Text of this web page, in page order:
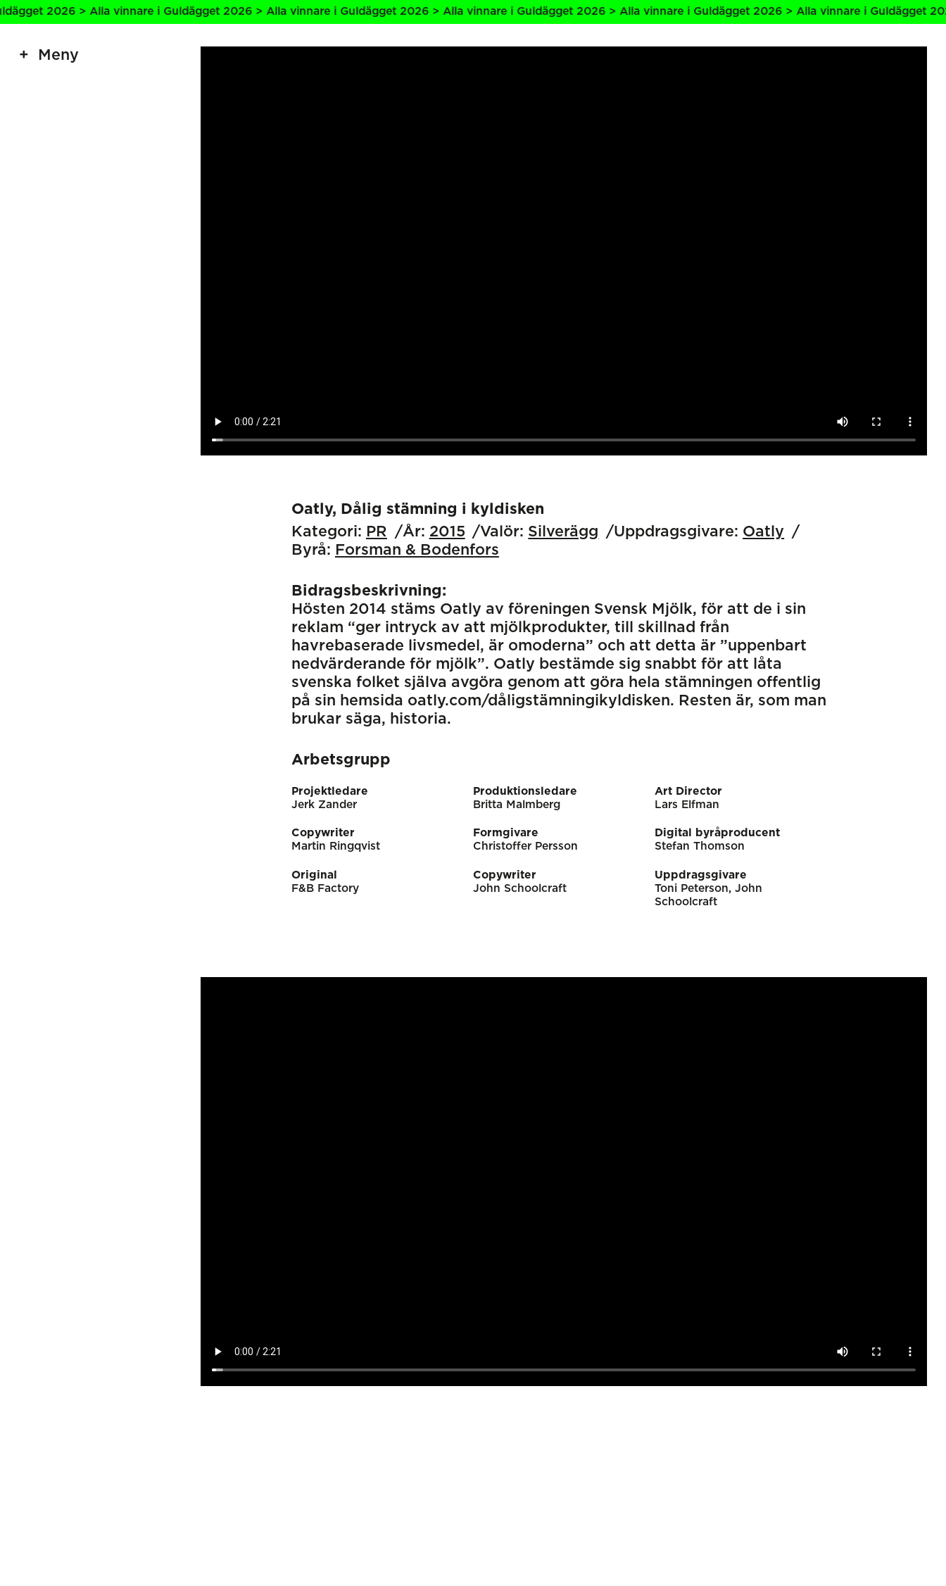
> Alla vinnare i Guldägget 2026 > Alla vinnare i Guldägget 2026 > Alla vinnare i Guldägget 2026 > Alla vinnare i Guldägget 2026 > Alla vinnare i Guldägget 2026 >
Meny
Oatly, Dålig stämning i kyldisken
Kategori: PR År: 2015 Valör: Silverägg Uppdragsgivare: Oatly
Byrå: Forsman & Bodenfors
Bidragsbeskrivning:
Hösten 2014 stäms Oatly av föreningen Svensk Mjölk, för att de i sin
reklam “ger intryck av att mjölkprodukter, till skillnad från
havrebaserade livsmedel, är omoderna” och att detta är ”uppenbart
nedvärderande för mjölk”. Oatly bestämde sig snabbt för att låta
svenska folket själva avgöra genom att göra hela stämningen offentlig
på sin hemsida oatly.com/dåligstämningikyldisken. Resten är, som man
brukar säga, historia.
Arbetsgrupp
Projektledare
Jerk Zander
Produktionsledare
Britta Malmberg
Art Director
Lars Elfman
Copywriter
Martin Ringqvist
Formgivare
Christoffer Persson
Digital byråproducent
Stefan Thomson
Original
F&B Factory
Copywriter
John Schoolcraft
Uppdragsgivare
Toni Peterson, John
Schoolcraft